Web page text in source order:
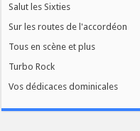
Salut les Sixties
Sur les routes de l'accordéon
Tous en scène et plus
Turbo Rock
Vos dédicaces dominicales